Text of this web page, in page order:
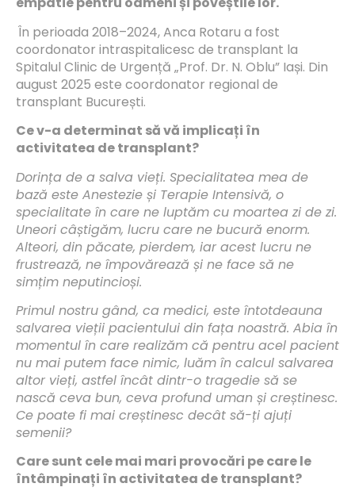
În perioada 2018–2024, Anca Rotaru a fost
coordonator intraspitalicesc de transplant la
Spitalul Clinic de Urgență „Prof. Dr. N. Oblu” Iași. Din
august 2025 este coordonator regional de
transplant București.
Ce v-a determinat să vă implicați în
activitatea de transplant?
Dorința de a salva vieți. Specialitatea mea de
bază este Anestezie și Terapie Intensivă, o
specialitate în care ne luptăm cu moartea zi de zi.
Uneori câștigăm, lucru care ne bucură enorm.
Alteori, din păcate, pierdem, iar acest lucru ne
frustrează, ne împovărează și ne face să ne
simțim neputincioși.
Primul nostru gând, ca medici, este întotdeauna
salvarea vieții pacientului din fața noastră. Abia în
momentul în care realizăm că pentru acel pacient
nu mai putem face nimic, luăm în calcul salvarea
altor vieți, astfel încât dintr-o tragedie să se
nască ceva bun, ceva profund uman și creștinesc.
Ce poate fi mai creștinesc decât să-ți ajuți
semenii?
Care sunt cele mai mari provocări pe care le
întâmpinați în activitatea de transplant?